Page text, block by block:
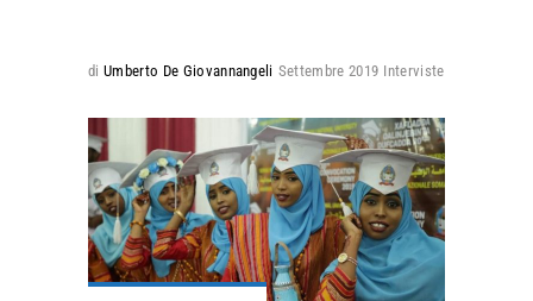
di Umberto De Giovannangeli Settembre 2019 Interviste